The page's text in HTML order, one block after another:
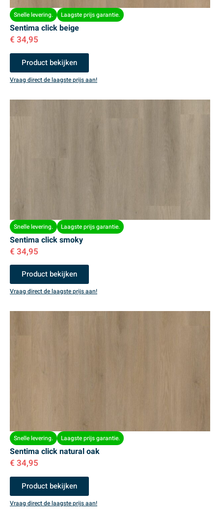
Snelle levering. Laagste prijs garantie.
Sentima click beige
€ 34,95
Product bekijken
Vraag direct de laagste prijs aan!
Snelle levering. Laagste prijs garantie.
Sentima click smoky
€ 34,95
Product bekijken
Vraag direct de laagste prijs aan!
Snelle levering. Laagste prijs garantie.
Sentima click natural oak
€ 34,95
Product bekijken
Vraag direct de laagste prijs aan!